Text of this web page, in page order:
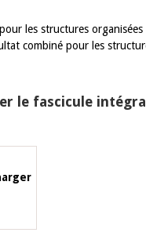
les structures organisées
combiné pour les
le fascicule